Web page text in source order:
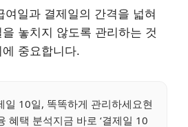
여일과 결제일의 간격을 넓혀
놓치지 않도록 관리하는 것
중요합니다.
일 10일, 똑똑하게 관리하세요현
혜택 분석지금 바로 ‘결제일 10